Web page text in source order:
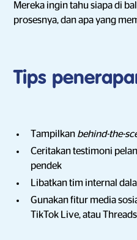
Mereka ingin tahu siapa di
prosesnya, dan apa yang
Tips
Tampilkan behind-the-
Ceritakan testimoni
pendek
Libatkan tim internal
Gunakan fitur media
TikTok Live, atau